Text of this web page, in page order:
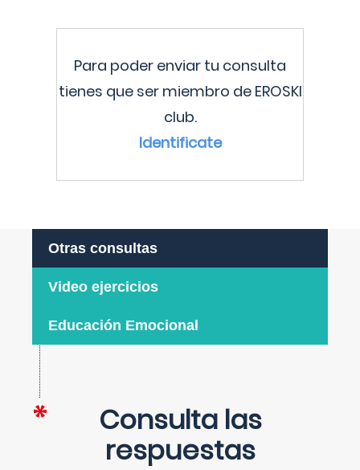
Para poder enviar tu consulta
tienes que ser miembro de EROSKI
club.
Identificate
Otras consultas
Video ejercicios
Educación Emocional
Consulta las
respuestas